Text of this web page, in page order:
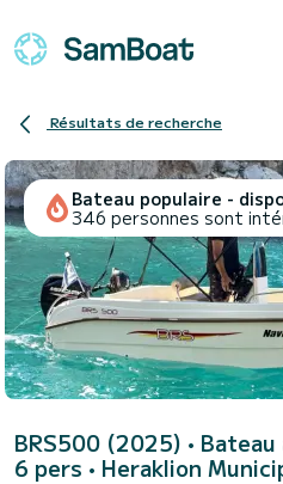
Résultats de recherche
Bateau populaire -
346 personnes sont
BRS500 (2025) •
6 pers • Heraklion